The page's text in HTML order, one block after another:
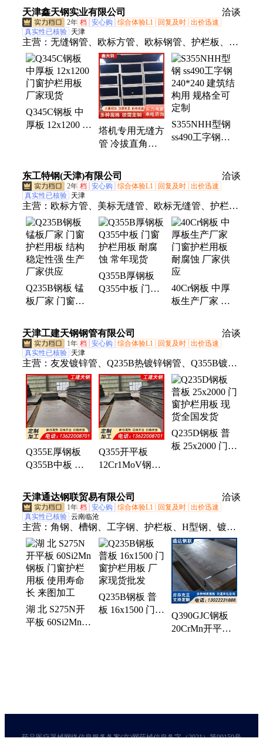
窗护栏用板 规
格全交期短
护栏用板 定尺
切割
栏用板 自备库
交期短
天津鑫天钢实业有限公司 洽谈
2年 档 安心购 综合体验L1 回复及时 出价迅速
真实性已核验 天津
主营： 无缝钢管、欧标方管、欧标钢管、护栏板、欧
标无缝钢管、Q355B槽钢、Q355B角钢、欧标钢板、
欧标H型钢、Q355B镀锌圆管、精致钢扁钢、幕墙精
致钢、精致钢方管、精制钢幕墙方管、直角方管、尖
角方管、欧标无缝管、冷拔无缝钢管、热轧方管、精
制钢异形管、精密冷拉钢管、低温无缝管、幕墙方
管、精致钢直角方钢管、热轧无缝钢管、不等边角铁
Q345C钢板 中
厚板 12x1200 门
塔机专用无缝方
管 冷拔直角厚
280x280 石油管
道用
S355NHH型钢
ss490工字钢
东工特钢(天津)有限公司 洽谈
2年 档 安心购 综合体验L1 回复及时 出价迅速
真实性已核验 天津
主营： 欧标方管、美标无缝管、欧标无缝管、护栏
板、无缝钢管、20G锅炉管、A106无缝钢管、高压锅
炉管、Q235B镀锌角钢、Q235B镀锌槽钢、国标槽
钢、Q355B工字钢、合金板、热轧板、冷轧卷、容器
板、电梯构件、冷冻设备、冷轧钢板、冷轧盒板、合
金钢板、汽车大梁板、冷轧厚钢板、冶金设备用板、
钢构建筑用板
Q235B钢板 锰
板厂家 门窗护
定性强 生产厂
家供应
Q355B厚钢板
Q355中板 门窗
40Cr钢板 中厚
板生产厂家 门
腐蚀 厂家供应
天津工建天钢钢管有限公司 洽谈
1年 档 安心购 综合体验L1 回复及时 出价迅速
真实性已核验 天津
主营： 友发镀锌管、Q235B热镀锌钢管、Q355B镀锌
钢管、护栏板、镀锌无缝管、友发镀锌无缝管、直缝
钢管、直缝焊管、镀锌螺旋钢管、直缝焊接钢管、螺
旋焊管、3PE螺旋焊管、不锈钢角钢、不锈钢中厚
板、镀锌钢管、热镀锌钢管、不锈钢槽钢、不锈钢H
型钢、Q355开平板、GB5310无缝钢管、304不锈钢角
钢、拉丝不锈钢板、304不锈钢槽钢、2205不锈钢
板、304不锈钢扁钢、不锈钢工字钢
Q355E厚钢板
Q355B中板 门
用范围广 量大
便宜
Q355开平板
12Cr1MoV钢板
使用寿命长 规
格全交期短
Q235D钢板 普
板 25x2000 门窗
天津通达钢联贸易有限公司 洽谈
1年 档 安心购 综合体验L1 回复及时 出价迅速
真实性已核验 云南临沧
主营： 角钢、槽钢、工字钢、护栏板、H型钢、镀锌
方管、镀锌方矩管、无缝方管、耐低温h型钢、镀锌
角钢、热轧板、中厚板、中板厂家、螺旋焊管、镀锌
管、Q235B镀锌方管、热镀锌H型钢、Q355B热镀锌
无缝、Q345B镀锌方管、热镀锌防滑钢板、电力用镀
锌槽钢、Q235B镀锌花纹板、Q235B镀锌角钢、
Q355B热轧板、Q235B镀锌工字钢
湖 北 S275N开
平板 60Si2Mn钢
Q235B钢板 普
板 16x1500 门窗
Q390GJC钢板
20CrMn开平板
药品医疗器械网络信息服务备案(京)网药械信息备字（2021）第00159号